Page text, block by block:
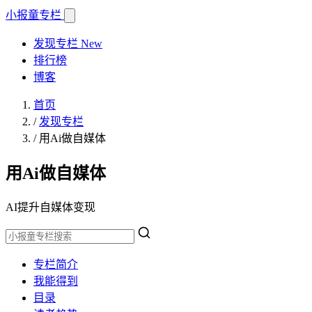
小报童专栏
发现专栏 New
排行榜
博客
首页
/ 发现专栏
/ 用Ai做自媒体
用Ai做自媒体
AI提升自媒体变现
专栏简介
我能得到
目录